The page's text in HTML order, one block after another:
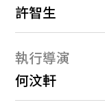
許智生
執行導演
何汶軒